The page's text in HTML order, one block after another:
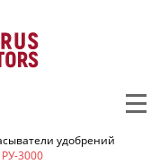
удобрений
3000